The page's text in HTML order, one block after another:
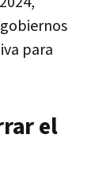
para
el